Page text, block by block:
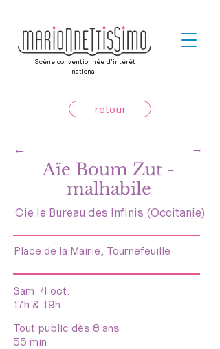
Scène conventionnée d’intérêt
national
retour
← →
Aïe Boum Zut -
malhabile
Cie le Bureau des Infinis (Occitanie)
Place de la Mairie, Tournefeuille
Sam. 4 oct.
17h & 19h
Tout public dès 8 ans
55 min